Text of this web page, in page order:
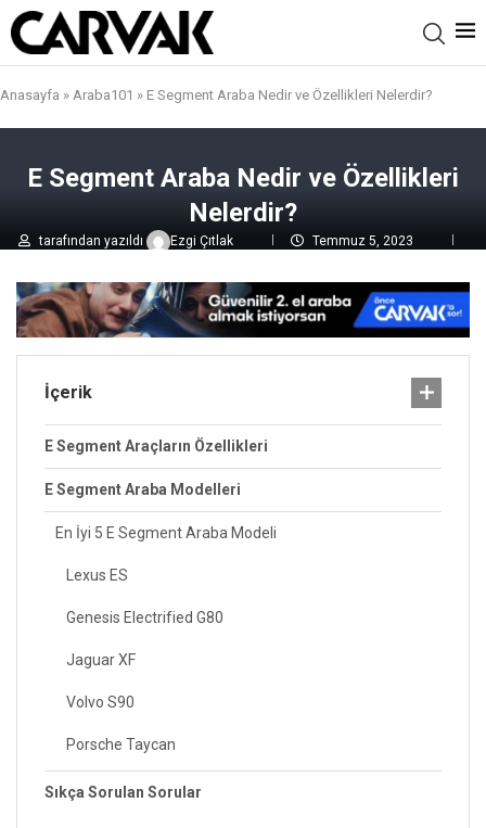
Anasayfa » Araba101 » E Segment Araba Nedir ve Özellikleri Nelerdir?
E Segment Araba Nedir ve Özellikleri
Nelerdir?
tarafından yazıldı Ezgi Çıtlak
Temmuz 5, 2023
İçerik
E Segment Araçların Özellikleri
E Segment Araba Modelleri
En İyi 5 E Segment Araba Modeli
Lexus ES
Genesis Electrified G80
Jaguar XF
Volvo S90
Porsche Taycan
Sıkça Sorulan Sorular